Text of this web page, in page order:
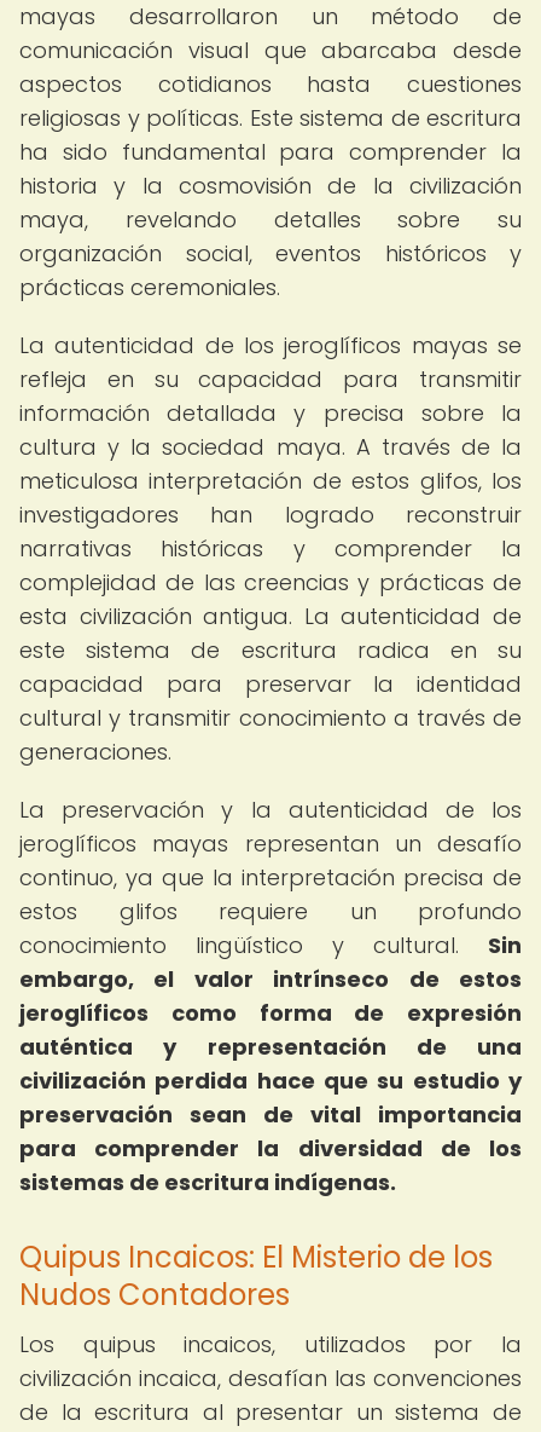
mayas desarrollaron un método de
comunicación visual que abarcaba desde
aspectos cotidianos hasta cuestiones
religiosas y políticas. Este sistema de escritura
ha sido fundamental para comprender la
historia y la cosmovisión de la civilización
maya, revelando detalles sobre su
organización social, eventos históricos y
prácticas ceremoniales.
La autenticidad de los jeroglíficos mayas se
refleja en su capacidad para transmitir
información detallada y precisa sobre la
cultura y la sociedad maya. A través de la
meticulosa interpretación de estos glifos, los
investigadores han logrado reconstruir
narrativas históricas y comprender la
complejidad de las creencias y prácticas de
esta civilización antigua. La autenticidad de
este sistema de escritura radica en su
capacidad para preservar la identidad
cultural y transmitir conocimiento a través de
generaciones.
La preservación y la autenticidad de los
jeroglíficos mayas representan un desafío
continuo, ya que la interpretación precisa de
estos glifos requiere un profundo
conocimiento lingüístico y cultural. Sin
embargo, el valor intrínseco de estos
jeroglíficos como forma de expresión
auténtica y representación de una
civilización perdida hace que su estudio y
preservación sean de vital importancia
para comprender la diversidad de los
sistemas de escritura indígenas.
Quipus Incaicos: El Misterio de los
Nudos Contadores
Los quipus incaicos, utilizados por la
civilización incaica, desafían las convenciones
de la escritura al presentar un sistema de